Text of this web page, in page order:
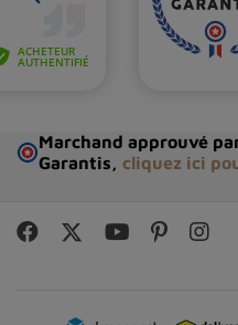
Lequartz de
cristal clair est comme un
deux résonnent en
Par conséquent, cette
Marchand approuvé
Garantis, cliquez ici